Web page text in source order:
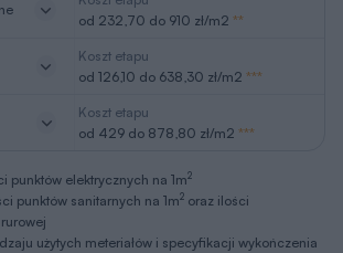
od 232,70 do 910 zł/m2 **
Koszt etapu
od 126,10 do 638,30 zł/m2 ***
Koszt etapu
od 429 do 878,80 zł/m2 ***
punktów elektrycznych na 1m2
punktów sanitarnych na 1m2 oraz ilości
użytych meteriałów i specyfikacji wykończenia